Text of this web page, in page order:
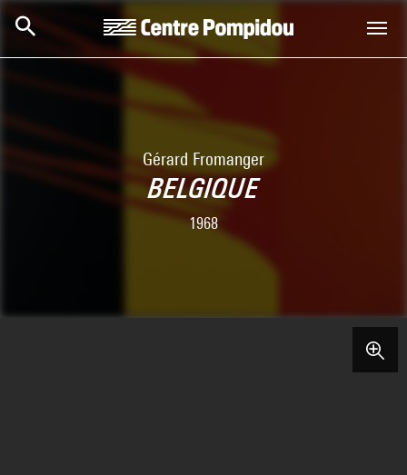
Skip to main content
Gérard Fromanger
BELGIQUE
1968